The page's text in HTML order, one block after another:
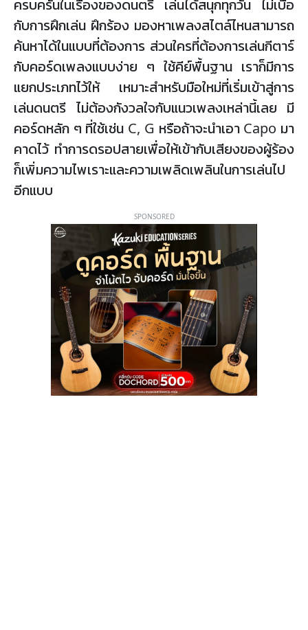
ครบครันในเรื่องของดนตรี เล่นได้สนุกทุกวัน ไม่เบื่อ
กับการฝึกเล่น ฝึกร้อง มองหาเพลงสไตล์ไหนสามารถ
ค้นหาได้ในแบบที่ต้องการ ส่วนใครที่ต้องการเล่นกีตาร์
กับคอร์ดเพลงแบบง่าย ๆ ใช้คีย์พื้นฐาน เราก็มีการ
แยกประเภทไว้ให้ เหมาะสำหรับมือใหม่ที่เริ่มเข้าสู่การ
เล่นดนตรี ไม่ต้องกังวลใจกับแนวเพลงเหล่านี้เลย มี
คอร์ดหลัก ๆ ที่ใช้เช่น C, G หรือถ้าจะนำเอา Capo มา
คาดไว้ ทำการดรอปสายเพื่อให้เข้ากับเสียงของผู้ร้อง
ก็เพิ่มความไพเราะและความเพลิดเพลินในการเล่นไป
อีกแบบ
SPONSORED